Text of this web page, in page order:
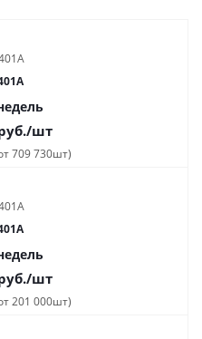
/шт
709 730шт)
/шт
201 000шт)